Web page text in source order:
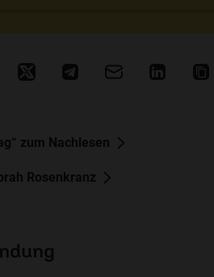
zum Nachlesen
Rosenkranz